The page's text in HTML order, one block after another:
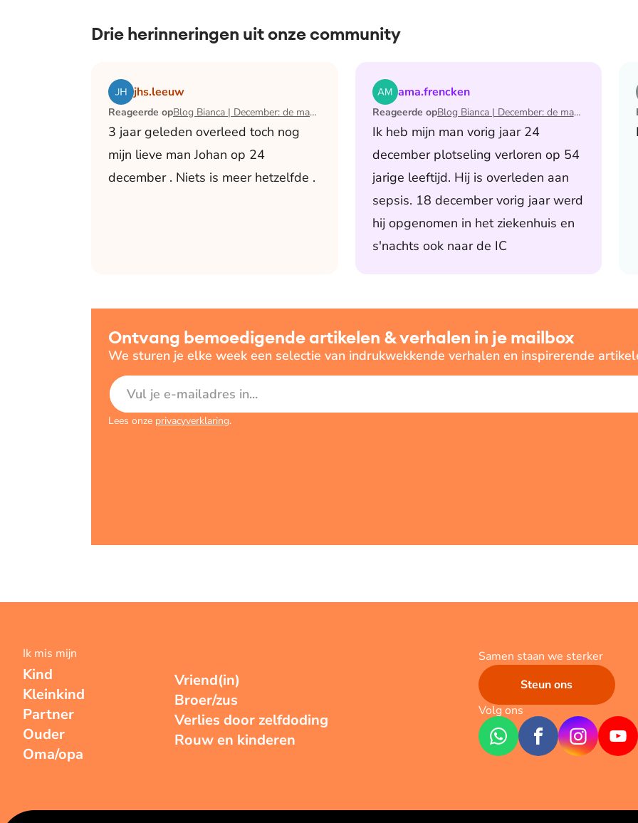
Drie herinneringen uit onze community
jhs.leeuw
Reageerde op Blog Bianca | December: de maand waarin ik mijn man verloor
3 jaar geleden overleed toch nog
mijn lieve man Johan op 24
december . Niets is meer hetzelfde .
Lees het artikel Blog Bianca | December: de maand waarin ik mijn man verloor
ama.frencken
Reageerde op Blog Bianca | December: de maand waarin ik mijn man verloor
Ik heb mijn man vorig jaar 24
december plotseling verloren op 54
jarige leeftijd. Hij is overleden aan
sepsis. 18 december vorig jaar werd
hij opgenomen in het ziekenhuis en
s'nachts ook naar de IC
Lees het artikel Blog Bianca | December: de
Ontvang bemoedigende artikelen & verhalen in je mailbox
We sturen je elke week een selectie van indrukwekkende verhalen en inspirerende
E-mailadres
Lees onze privacyverklaring.
Ik mis mijn
Kind
Kleinkind
Partner
Ouder
Oma/opa
Vriend(in)
Broer/zus
Verlies door zelfdoding
Rouw en kinderen
Samen staan we sterker
Steun ons
Volg ons